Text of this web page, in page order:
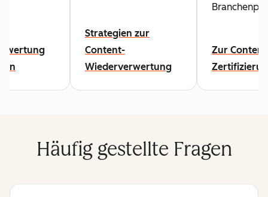
Strategien zur
Content-
Wiederverwertung
Zur
Häufig gestellte Fragen